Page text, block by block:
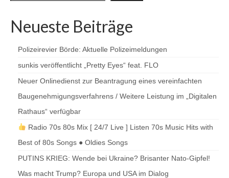
Neueste Beiträge
Polizeirevier Börde: Aktuelle Polizeimeldungen
sunkis veröffentlicht „Pretty Eyes“ feat. FLO
Neuer Onlinedienst zur Beantragung eines vereinfachten
Baugenehmigungsverfahrens / Weitere Leistung im „Digitalen
Rathaus“ verfügbar
Radio 70s 80s Mix [ 24/7 Live ] Listen 70s Music Hits with
Best of 80s Songs ● Oldies Songs
PUTINS KRIEG: Wende bei Ukraine? Brisanter Nato-Gipfel!
Was macht Trump? Europa und USA im Dialog